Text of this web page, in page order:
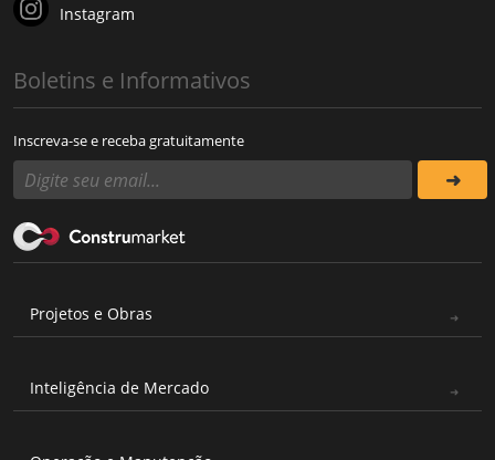
Instagram
Boletins e Informativos
Inscreva-se e receba gratuitamente
Projetos e Obras
Inteligência de Mercado